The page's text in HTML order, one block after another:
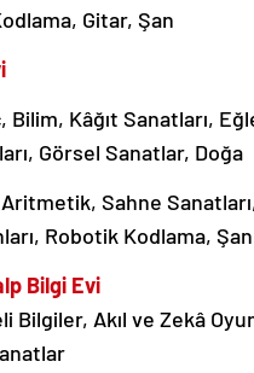
Gitar, Şan
Bilim, Kâğıt Sanatları,
Görsel Sanatlar, Doğa
Sahne
Robotik Kodlama, Şan
Bilgi Evi
Bilgiler, Akıl ve Zekâ